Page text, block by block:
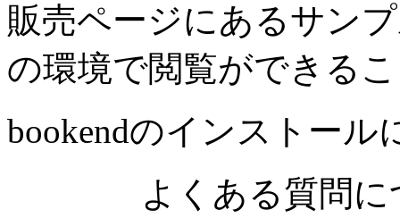
販売ページにあるサン
の環境で閲覧ができる
bookendのインストール
よくある質問に